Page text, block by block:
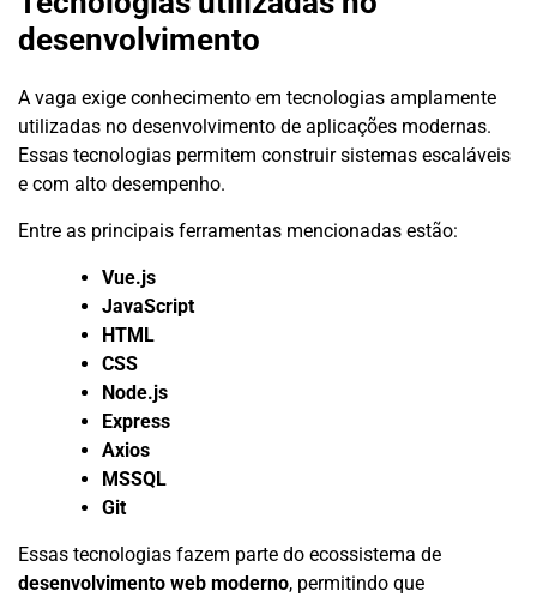
desenvolvimento
A vaga exige conhecimento em tecnologias amplamente
utilizadas no desenvolvimento de aplicações modernas.
Essas tecnologias permitem construir sistemas escaláveis
e com alto desempenho.
Entre as principais ferramentas mencionadas estão:
Vue.js
JavaScript
HTML
CSS
Node.js
Express
Axios
MSSQL
Git
Essas tecnologias fazem parte do ecossistema de
desenvolvimento web moderno, permitindo que